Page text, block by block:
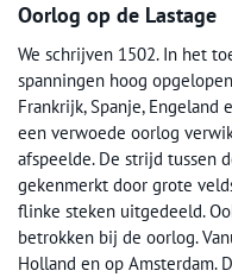
Oorlog op de Lastage
We schrijven 1502. In het
spanningen hoog
Frankrijk, Spanje, Engeland
een verwoede oorlog
afspeelde. De strijd tussen
gekenmerkt door grote
flinke steken uitgedeeld.
betrokken bij de oorlog.
Holland en op Amsterdam.